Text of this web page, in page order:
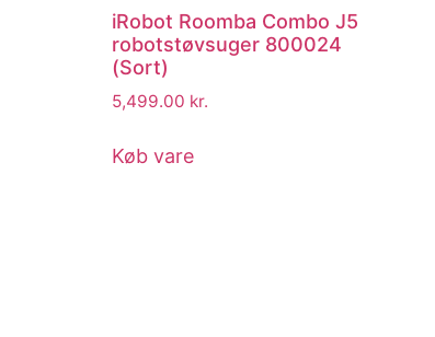
iRobot Roomba Combo J5
robotstøvsuger 800024
(Sort)
5,499.00 kr.
Køb vare